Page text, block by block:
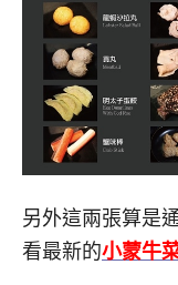
另外這兩張算是
看最新的小蒙牛